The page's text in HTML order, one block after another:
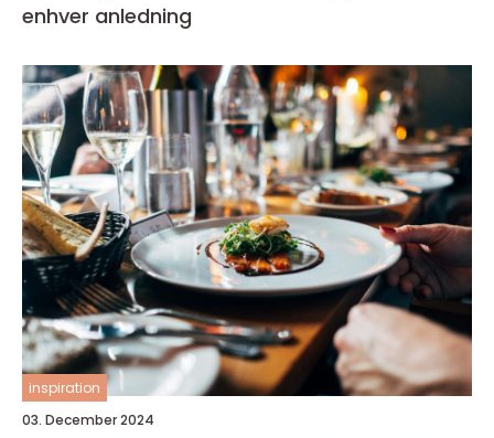
enhver anledning
inspiration
03. December 2024